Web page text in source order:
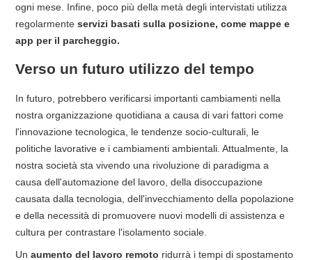
ogni mese. Infine, poco più della metà degli intervistati utilizza
regolarmente servizi basati sulla posizione, come mappe e
app per il parcheggio.
Verso un futuro utilizzo del tempo
In futuro, potrebbero verificarsi importanti cambiamenti nella
nostra organizzazione quotidiana a causa di vari fattori come
l'innovazione tecnologica, le tendenze socio-culturali, le
politiche lavorative e i cambiamenti ambientali. Attualmente, la
nostra società sta vivendo una rivoluzione di paradigma a
causa dell'automazione del lavoro, della disoccupazione
causata dalla tecnologia, dell'invecchiamento della popolazione
e della necessità di promuovere nuovi modelli di assistenza e
cultura per contrastare l'isolamento sociale.
Un aumento del lavoro remoto ridurrà i tempi di spostamento